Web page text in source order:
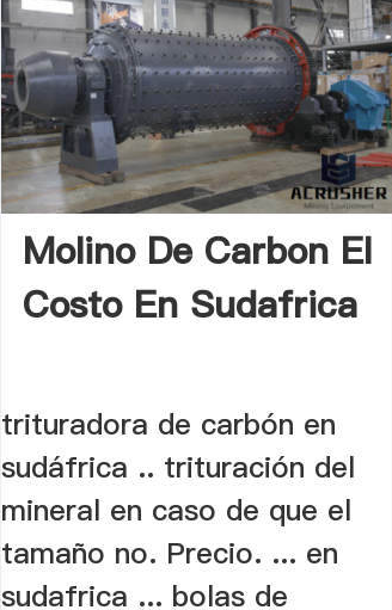
Molino De Carbon El
Costo En Sudafrica
trituradora de carbón en
sudáfrica .. trituración del
mineral en caso de que el
tamaño no. Precio. ... en
sudafrica ... bolas de